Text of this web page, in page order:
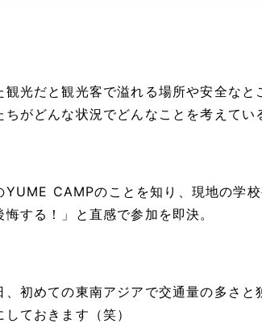
観光だと観光客で溢れる場所や安全な
ちがどんな状況でどんなことを考えてい
YUME CAMPのことを知り、現地の学
する！」と直感で参加を即決。
、初めての東南アジアで交通量の多さ
ておきます（笑）